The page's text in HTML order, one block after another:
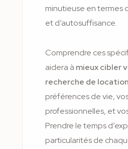
minutieuse en termes
et d’autosuffisance.
Comprendre ces
aidera à mieux cibler
recherche de location
préférences de vie,
professionnelles, et
Prendre le temps
particularités de